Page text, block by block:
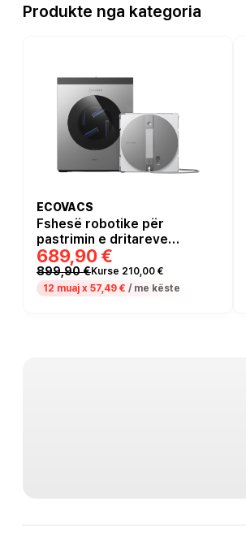
Produkte nga kategoria
ECOVACS
Fshesë robotike për
pastrimin e dritareve
Ecovacs Winbot W3 OMNI
689,90 €
899,90 €Kurse 210,00 €
12 muaj x 57,49 € / me këste